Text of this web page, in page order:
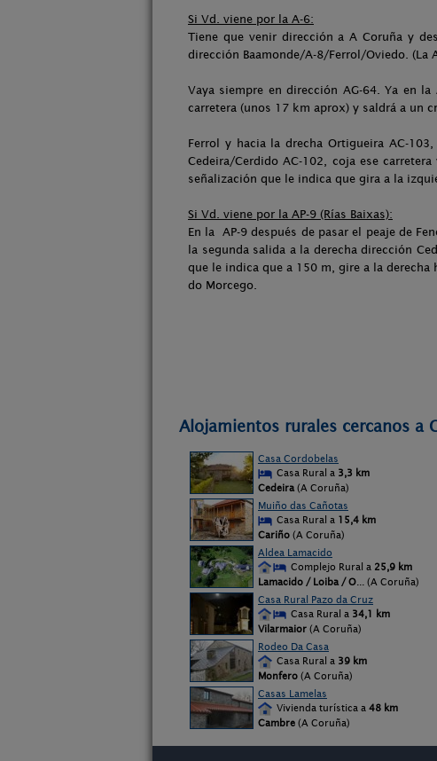
Si Vd. viene por la A-6:
Tiene que venir dirección a A Coruña y
dirección Baamonde/A-8/Ferrol/Oviedo. (La
Vaya siempre en dirección AG-64. Ya en
carretera (unos 17 km aprox) y saldrá a un
Ferrol y hacia la drecha Ortigueira AC-
Cedeira/Cerdido AC-102, coja ese
señalización que le indica que gira a la
Si Vd. viene por la AP-9 (Rías Baixas):
En la AP-9 después de pasar el peaje de
la segunda salida a la derecha dirección
que le indica que a 150 m, gire a la derecha
do Morcego.
Alojamientos rurales cercanos a
Casa Cordobelas
Casa Rural a 3,3 km
Cedeira (A Coruña)
Muiño das Cañotas
Casa Rural a 15,4 km
Cariño (A Coruña)
Aldea Lamacido
Complejo Rural a 25,9 km
Lamacido / Loiba / O... (A Coruña)
Casa Rural Pazo da Cruz
Casa Rural a 34,1 km
Vilarmaior (A Coruña)
Rodeo Da Casa
Casa Rural a 39 km
Monfero (A Coruña)
Casas Lamelas
Vivienda turística a 48 km
Cambre (A Coruña)